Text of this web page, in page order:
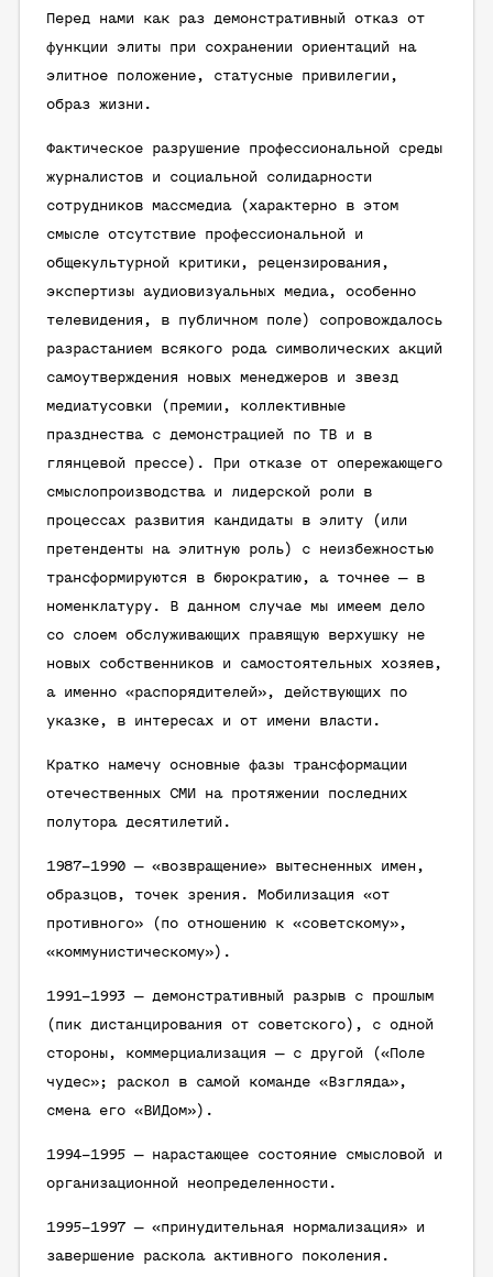
Перед нами как раз демонстративный отказ от
функции элиты при сохранении ориентаций на
элитное положение, статусные привилегии,
образ жизни.
Фактическое разрушение профессиональной среды
журналистов и социальной солидарности
сотрудников массмедиа (характерно в этом
смысле отсутствие профессиональной и
общекультурной критики, рецензирования,
экспертизы аудиовизуальных медиа, особенно
телевидения, в публичном поле) сопровождалось
разрастанием всякого рода символических акций
самоутверждения новых менеджеров и звезд
медиатусовки (премии, коллективные
празднества с демонстрацией по ТВ и в
глянцевой прессе). При отказе от опережающего
смыслопроизводства и лидерской роли в
процессах развития кандидаты в элиту (или
претенденты на элитную роль) с неизбежностью
трансформируются в бюрократию, а точнее — в
номенклатуру. В данном случае мы имеем дело
со слоем обслуживающих правящую верхушку не
новых собственников и самостоятельных хозяев,
а именно «распорядителей», действующих по
указке, в интересах и от имени власти.
Кратко намечу основные фазы трансформации
отечественных СМИ на протяжении последних
полутора десятилетий.
1987–1990 — «возвращение» вытесненных имен,
образцов, точек зрения. Мобилизация «от
противного» (по отношению к «советскому»,
«коммунистическому»).
1991–1993 — демонстративный разрыв с прошлым
(пик дистанцирования от советского), с одной
стороны, коммерциализация — с другой («Поле
чудес»; раскол в самой команде «Взгляда»,
смена его «ВИДом»).
1994–1995 — нарастающее состояние смысловой и
организационной неопределенности.
1995–1997 — «принудительная нормализация» и
завершение раскола активного поколения.